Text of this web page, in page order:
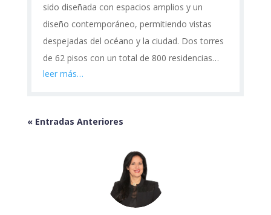
sido diseñada con espacios amplios y un
diseño contemporáneo, permitiendo vistas
despejadas del océano y la ciudad. Dos torres
de 62 pisos con un total de 800 residencias…
leer más…
« Entradas Anteriores